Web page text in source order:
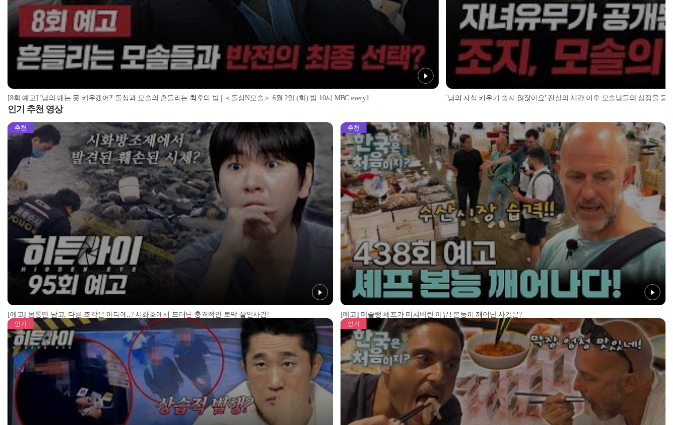
[8회 예고] '남의 애는 못 키우겠어?' 돌싱과 모솔의 흔들리는 최후의 밤 | ＜돌싱N모솔＞ 6월 2일 (화) 밤 10시 MBC every1 '남의 자식 키우기 쉽지 않잖아요' 진실의 시간 이후 모솔남들의 심정을 묻
인기 추천 영상
추천
[예고] 몸통만 남고, 다른 조각은 어디에..? 시화호에서 드러난 충격적인 토막 살인사건!
추천
[예고] 미슐랭 셰프가 미쳐버린 이유! 본능이 깨어난 사건은?
인기 인기